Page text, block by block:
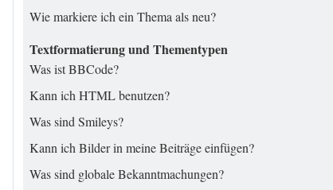
Wie markiere ich ein Thema als neu?
Textformatierung und Thementypen
Was ist BBCode?
Kann ich HTML benutzen?
Was sind Smileys?
Kann ich Bilder in meine Beiträge einfügen?
Was sind globale Bekanntmachungen?